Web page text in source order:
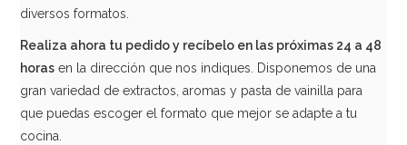
diversos formatos.
Realiza ahora tu pedido y recíbelo en las próximas 24 a 48
horas en la dirección que nos indiques. Disponemos de una
gran variedad de extractos, aromas y pasta de vainilla para
que puedas escoger el formato que mejor se adapte a tu
cocina.